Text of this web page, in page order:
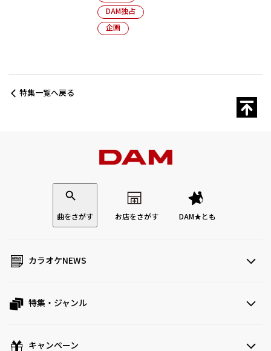
DAM独占
企画
特集一覧へ戻る
曲をさがす お店をさがす DAM★とも
カラオケNEWS
特集・ジャンル
キャンペーン